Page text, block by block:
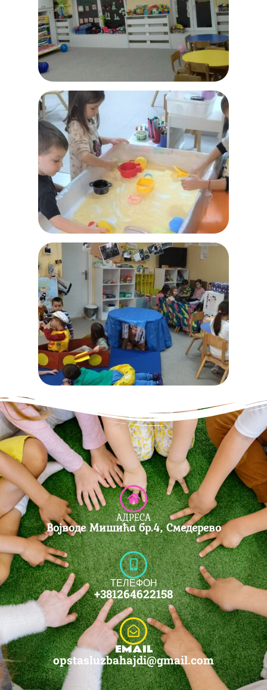
АДРЕСА
Војводе Мишића бр.4, Смедерево
ТЕЛЕФОН
+381264622158
EMAIL
opstasluzbahajdi@gmail.com